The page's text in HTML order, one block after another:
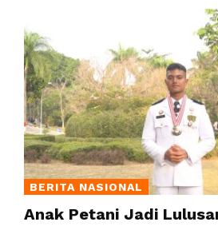
BERITA NASIONAL
Anak Petani Jadi